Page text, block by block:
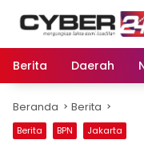
Berita
Daerah
Beranda Berita
Berita BPN Jakarta